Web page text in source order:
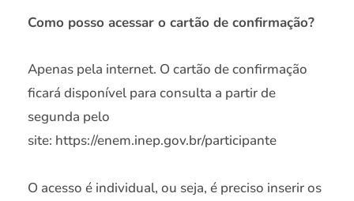
Como posso acessar o cartão de confirmação?
Apenas pela internet. O cartão de confirmação
ficará disponível para consulta a partir de
segunda pelo
site: https://enem.inep.gov.br/participante
O acesso é individual, ou seja, é preciso inserir os